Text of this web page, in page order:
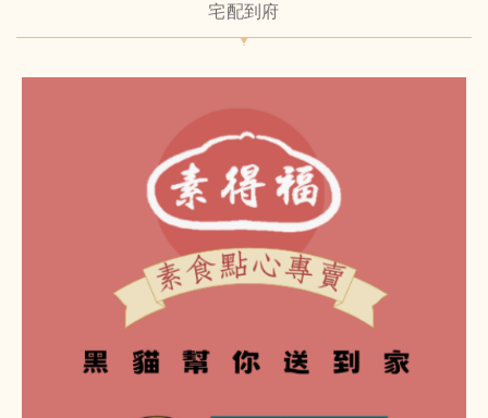
宅配到府